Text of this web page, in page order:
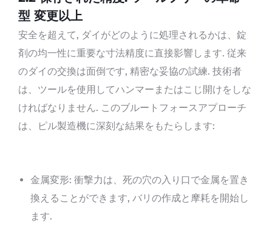
型 変更以上
安全を超えて, ダイがどのように処理されるかは、錠
剤の均一性に重要な寸法精度に直接影響します. 従来
のダイの交換は面倒です, 精密な妥協の試練. 技術者
は、ツールを使用してハンマーまたはこじ開けをしな
ければなりません. このブルートフォースアプローチ
は、ピル製造機に深刻な結果をもたらします:
金属変形: 衝撃力は、死の穴の入り口で金属を置き
換えることができます, バリの作成と摩耗を開始し
ます.